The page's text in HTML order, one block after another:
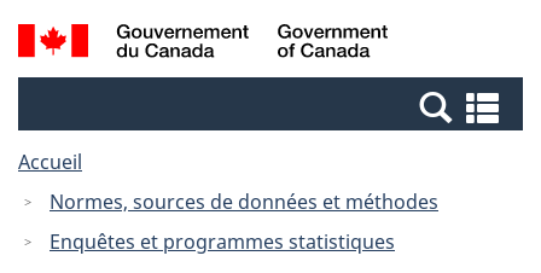
Passer
au
Passer
à
Canada
Recherche
et
et
Accueil
Normes, sources de données et méthodes
Enquêtes et programmes statistiques